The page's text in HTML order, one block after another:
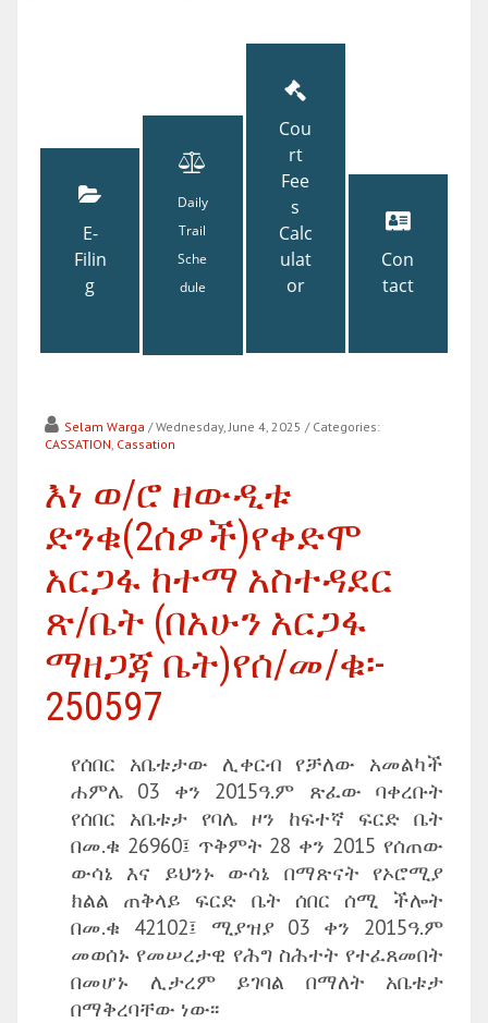
E-
Filin
g
Daily
Trail
Sche
dule
Cou
rt
Fee
s
Calc
ulat
or
Con
tact
Selam Warga / Wednesday, June 4, 2025 / Categories:
CASSATION, Cassation
እነ ወ/ሮ ዘውዲቱ
ድንቁ(2ሰዎች)የቀድሞ
አርጋፋ ከተማ አስተዳደር
ጽ/ቤት (በአሁን አርጋፋ
ማዘጋጃ ቤት)የሰ/መ/ቁ፡-
250597
የሰበር አቤቱታው ሊቀርብ የቻለው አመልካች
ሐምሌ 03 ቀን 2015ዓ.ም ጽፈው ባቀረቡት
የሰበር አቤቱታ የባሌ ዞን ከፍተኛ ፍርድ ቤት
በመ.ቁ 26960፤ ጥቅምት 28 ቀን 2015 የሰጠው
ውሳኔ እና ይህንኑ ውሳኔ በማጽናት የኦሮሚያ
ክልል ጠቅላይ ፍርድ ቤት ሰበር ሰሚ ችሎት
በመ.ቁ 42102፤ ሚያዝያ 03 ቀን 2015ዓ.ም
መወሰኑ የመሠረታዊ የሕግ ስሕተት የተፈጸመበት
በመሆኑ ሊታረም ይገባል በማለት አቤቱታ
በማቅረባቸው ነው፡፡